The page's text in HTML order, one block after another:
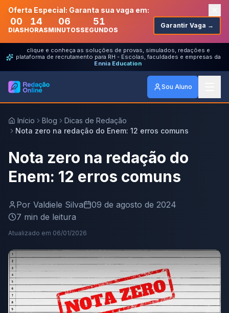
Oferta Especial: Garanta sua vaga em:
00
DIAS
14
HORAS
06
MINUTOS
51
SEGUNDOS
Garantir Vaga →
clique e conheça as soluções de provas, simulados, redações e
plataforma de recrutamento para RH - Escolas, faculdades e empresas da
Ennia Education
Sou Aluno
Início Blog
Dicas de Redação
Nota zero na redação do Enem: 12 erros comuns
Nota zero na redação do
Enem: 12 erros comuns
Por Valdiele Silva
09 de agosto de 2024
7 min de leitura
Atualizado em 06/01/2026